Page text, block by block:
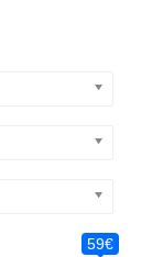
59€